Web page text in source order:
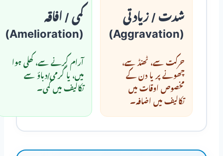
شدت / زیادتی
(Aggravation)
حرکت سے، ٹھنڈ سے،
چھونے پر یا دن کے
مخصوص اوقات میں
تکالیف میں اضافہ۔
کمی / افاقہ
(Amelioration)
آرام کرنے سے، کھلی ہوا
میں، یا گرمی/دباؤ سے
تکالیف میں کمی۔